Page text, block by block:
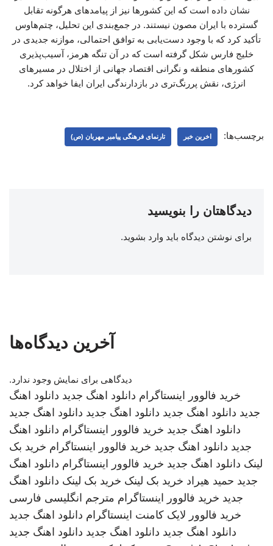
نشان داده است که این کشورها نیز از پیامدهای هرگونه تقابل
گسترده با ایران مصون نیستند. در جمع‌بندی این تحلیل، چتم‌هاوس
تأکید کرد که با وجود دست‌یابی به توافق احتمالی، موازنه جدیدی در
خلیج فارس شکل گرفته است که در آن تنگه هرمز، آسیب‌پذیری
کشورهای منطقه و نگرانی اقتصاد جهانی از اختلال در مسیرهای
انرژی، نقش پررنگ‌تری در بازدارندگی ایران ایفا خواهد کرد.
برچسب‌ها: اخرین خبر تارنمای فرهنگی پیامبر مهربان (ص)
دیدگاهتان را بنویسید
برای نوشتن دیدگاه باید وارد بشوید.
آخرین دیدگاه‌ها
دیدگاهی برای نمایش وجود ندارد.
خرید فالوور اینستاگرام دانلود اهنگ جدید دانلود اهنگ
جدید دانلود اهنگ جدید دانلود اهنگ جدید دانلود اهنگ جدید
دانلود اهنگ جدید خرید فالوور اینستاگرام دانلود اهنگ
جدید دانلود اهنگ جدید خرید فالوور اینستاگرام خرید بک
لینک دانلود اهنگ جدید خرید فالوور اینستاگرام دانلود اهنگ
جدید حمید هیراد خرید بک لینک خرید بک لینک دانلود اهنگ
جدید خرید فالوور اینستاگرام مترجم انگلیسی فارسی
خرید فالوور لایک کامنت اینستاگرام دانلود اهنگ جدید
دانلود اهنگ جدید دانلود اهنگ جدید دانلود اهنگ جدید